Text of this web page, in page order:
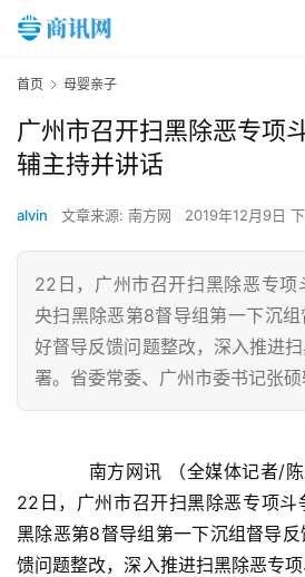
首页 母婴亲子
广州市召开扫黑除恶专项
辅主持并讲话
alvin 文章来源: 南方网 2019年12月9日
22日，广州市召开扫黑除恶专项
央扫黑除恶第8督导组第一下沉
好督导反馈问题整改，深入推进
署。省委常委、广州市委书记张硕
南方网讯 （全媒体记者/陈
22日，广州市召开扫黑除恶专项斗
黑除恶第8督导组第一下沉组督导
馈问题整改，深入推进扫黑除恶专